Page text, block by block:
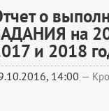
о
на
и 2018
14:00 —